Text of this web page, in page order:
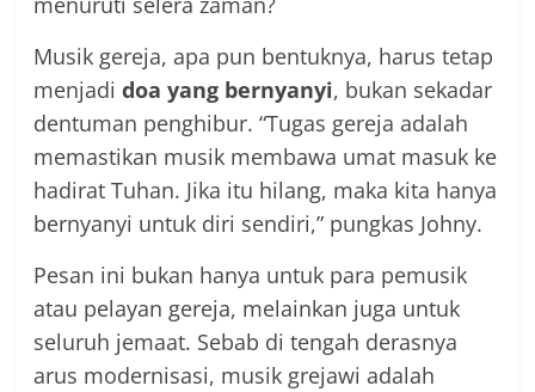
Musik gereja, apa pun bentuknya, harus tetap
menjadidoa yang bernyanyi, bukan sekadar
dentuman penghibur. “Tugas gereja adalah
memastikan musik membawa umat masuk ke
hadirat Tuhan. Jika itu hilang, maka kita hanya
bernyanyi untuk diri sendiri,” pungkas Johny.
Pesan ini bukan hanya untuk para pemusik
atau pelayan gereja, melainkan juga untuk
seluruh jemaat. Sebab di tengah derasnya
arus modernisasi, musik grejawi adalah